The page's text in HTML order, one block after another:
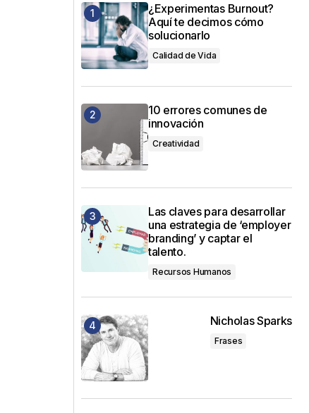
¿Experimentas Burnout?
Aquí te decimos cómo
solucionarlo
Calidad de Vida
10 errores comunes de
innovación
Creatividad
Las claves para desarrollar
una estrategia de ‘employer
branding’ y captar el
talento.
Recursos Humanos
Nicholas Sparks
Frases